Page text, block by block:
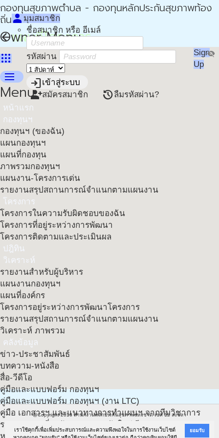
เราใช้คุกกี้เพื่อเพิ่มประสบการณ์และความพึงพอใจในการใช้งานเว็บไซต์
ยอมรับ
กองทุนสุขภาพตำบล - กองทุนหลักประกันสุขภาพท้อง
ถิ่น - กปท
Owner Menu
apps
person มุมสมาชิก
ชื่อสมาชิก หรือ อีเมล์
รหัสผ่าน visibility_off
loginเข้าสู่ระบบ
person_addสมัครสมาชิก restoreลืมรหัสผ่าน?
Sign
Up
menu
Menu
หน้าแรก
กองทุนฯ
กองทุนฯ (ของฉัน)
แผนกองทุนฯ
แผนที่กองทุน
ภาพรวมกองทุนฯ
แผนงาน-โครงการเด่น
รายงานสรุปสถานการณ์จำแนกตามแผนงาน
โครงการ
โครงการในความรับผิดชอบของฉัน
โครงการที่อยู่ระหว่างการพัฒนา
โครงการติดตามและประเมินผล
ปฎิทิน
วิเคราะห์
รายงานสำหรับผู้บริหาร
แผนงานกองทุนฯ
แผนที่องค์กร
โครงการอยู่ระหว่างการพัฒนาโครงการ
รายงานสรุปสถานการณ์จำแนกตามแผนงาน
วิเคราะห์ ภาพรวม
คลังข้อมูล
ข่าว-ประชาสัมพันธ์
บทความ-หนังสือ
สื่อ-วีดีโอ
คู่มือและแบบฟอร์ม กองทุนฯ
คู่มือและแบบฟอร์ม กองทุนฯ (งาน LTC)
คู่มือ เอกสารฯ และแนวทางการทำแผนฯ จากทีมวิชาการ
รวมเอกสารเกี่ยวกับประกาศ ฉบับใหม่ ปี 61
หนังสือเชิญประชุม/เอกสารที่เกี่ยวข้อง
arrow_backแผนที่โครงการ
@Copyright 2016 สำนักงานหลักประกันสุขภาพแห่งชาติ เขต 12 สงขลา
อาคารสยามนครินทร์ คอมเพล็กซ์ (ชั้น ๓) ๔๘๘/๘๘ ถนนเพชรเกษม อำเภอหาดใหญ่ จังหวัดสงขลา